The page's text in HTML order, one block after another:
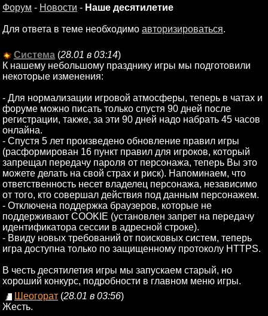
Форум - Новости - Наше десятилетие
Для ответа в теме необходимо авторизироваться.
Система (28.01 в 03:14)
К нашему небольшому празднику игры мы подготовили
некоторые изменения:
- Для нормализации игровой атмосферы, теперь в чатах и
форуме можно писать только спустя 90 дней после
регистрации, также, за эти 90 дней надо набрать 45 часов
онлайна.
- Спустя 5 лет произведено обновление правил игры
(расформирован 16 пункт правил для игроков, который
запрещал передачу пароля от персонажа, теперь Вы это
можете делать на свой страх и риск). Напоминаем, что
ответственность несет владелец персонажа, независимо
от того, кто совершал действия под данным персонажем.
- Отключена поддержка браузеров, которые не
поддерживают COOKIE (установлен запрет на передачу
идентификатора сессии в адресной строке).
- Ввиду новых требований от поисковых систем, теперь
игра доступна только по защищенному протоколу HTTPS.
В честь десятилетия игры мы запускаем старый, но
хороший конкурс, подробности в главном меню игры.
Шеогорат (28.01 в 03:56)
Жесть.